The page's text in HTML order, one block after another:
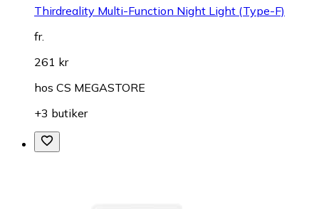
Thirdreality Multi-Function Night Light (Type-F)
fr.
261 kr
hos CS MEGASTORE
+3 butiker